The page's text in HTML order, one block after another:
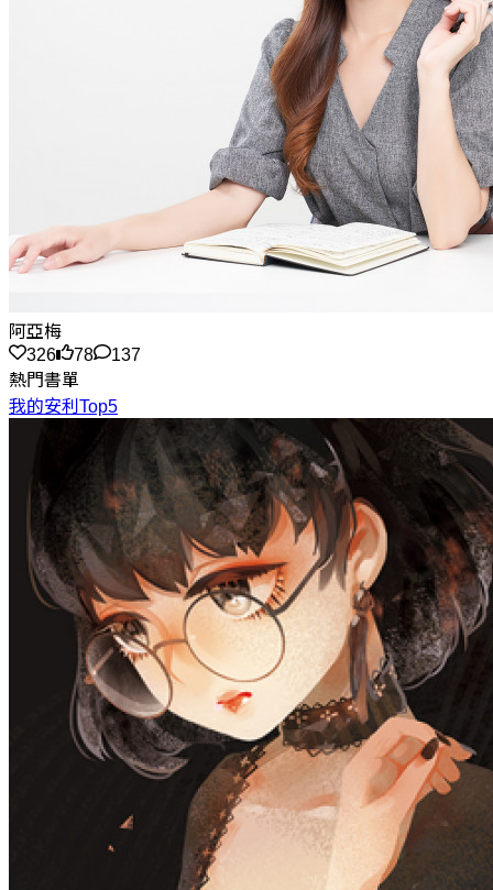
阿亞梅
326
78
137
熱門書單
我的安利Top5